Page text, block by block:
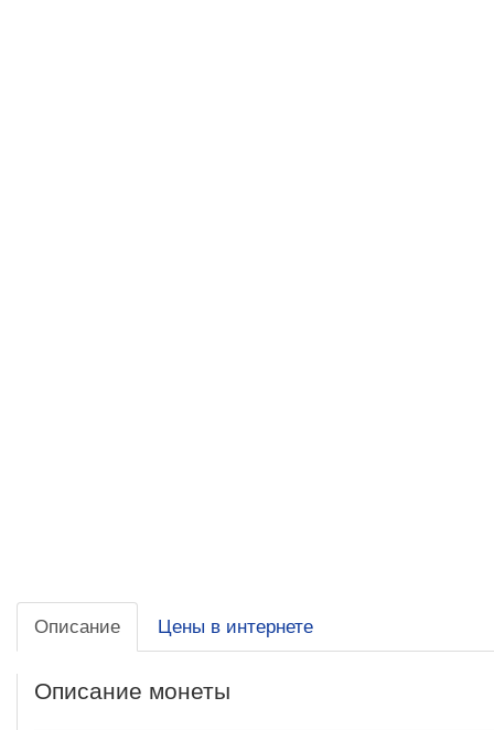
Описание Цены в интернете
Описание монеты